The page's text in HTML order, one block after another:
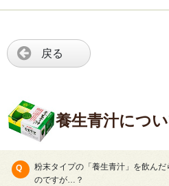
戻る
養生青汁につ
粉末タイプの「養生青汁」を飲ん
のですが…？